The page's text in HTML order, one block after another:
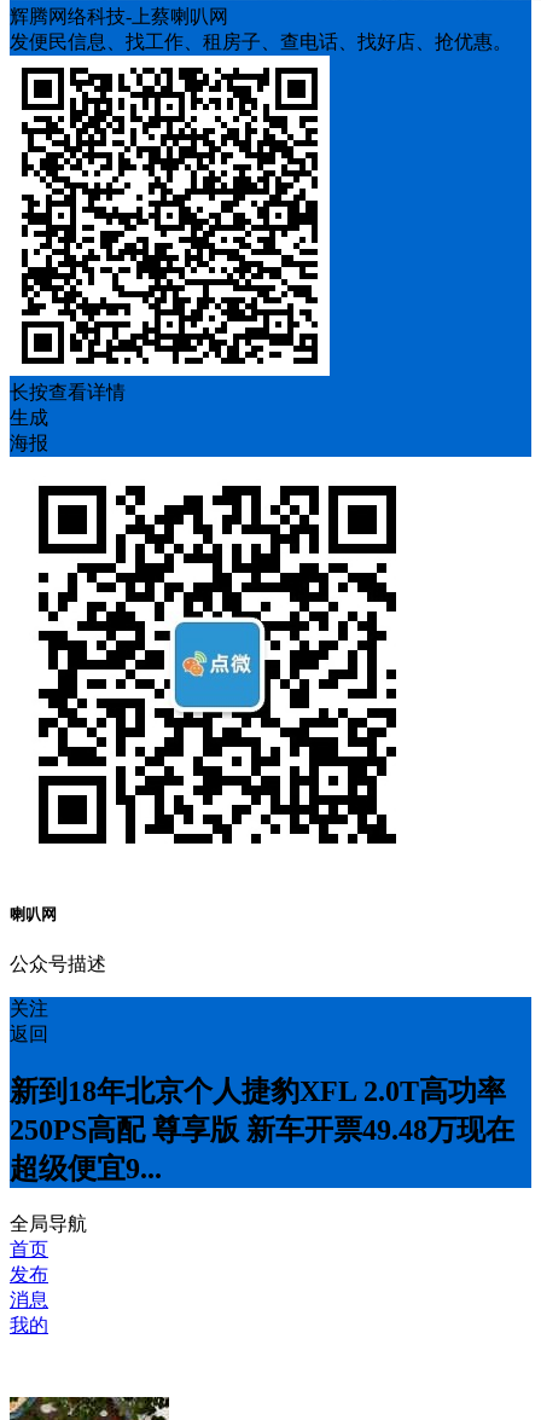
辉腾网络科技-上蔡喇叭网
发便民信息、找工作、租房子、查电话、找好店、抢优惠。
长按查看详情
生成
海报
喇叭网
公众号描述
关注
返回
新到18年北京个人捷豹XFL 2.0T高功率
250PS高配 尊享版 新车开票49.48万现在
超级便宜9...
全局导航
首页
发布
消息
我的